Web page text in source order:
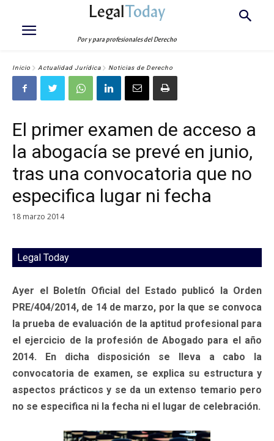
LegalToday
Por y para profesionales del Derecho
Inicio Actualidad Jurídica Noticias de Derecho
El primer examen de acceso a
la abogacía se prevé en junio,
tras una convocatoria que no
especifica lugar ni fecha
18 marzo 2014
Legal Today
Ayer el Boletín Oficial del Estado publicó la Orden
PRE/404/2014, de 14 de marzo, por la que se convoca
la prueba de evaluación de la aptitud profesional para
el ejercicio de la profesión de Abogado para el año
2014. En dicha disposición se lleva a cabo la
convocatoria de examen, se explica su estructura y
aspectos prácticos y se da un extenso temario pero
no se especifica ni la fecha ni el lugar de celebración.